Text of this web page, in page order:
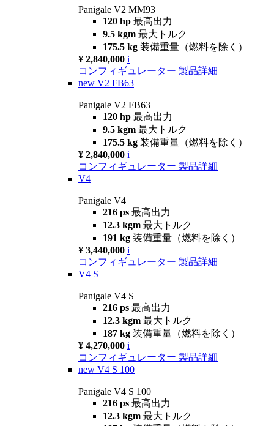
Panigale V2 MM93
120 hp 最高出力
9.5 kgm 最大トルク
175.5 kg 装備重量（燃料を除く）
¥ 2,840,000 i
コンフィギュレーター 製品詳細
new V2 FB63
Panigale V2 FB63
120 hp 最高出力
9.5 kgm 最大トルク
175.5 kg 装備重量（燃料を除く）
¥ 2,840,000 i
コンフィギュレーター 製品詳細
V4
Panigale V4
216 ps 最高出力
12.3 kgm 最大トルク
191 kg 装備重量（燃料を除く）
¥ 3,440,000 i
コンフィギュレーター 製品詳細
V4 S
Panigale V4 S
216 ps 最高出力
12.3 kgm 最大トルク
187 kg 装備重量（燃料を除く）
¥ 4,270,000 i
コンフィギュレーター 製品詳細
new V4 S 100
Panigale V4 S 100
216 ps 最高出力
12.3 kgm 最大トルク